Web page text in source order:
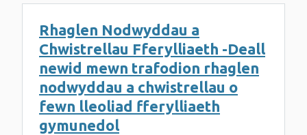
Rhaglen Nodwyddau a
Chwistrellau Fferylliaeth -Deall
newid mewn trafodion rhaglen
nodwyddau a chwistrellau o
fewn lleoliad fferylliaeth
gymunedol